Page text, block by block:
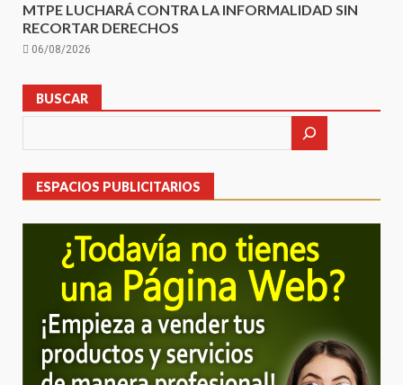
MTPE LUCHARÁ CONTRA LA INFORMALIDAD SIN
RECORTAR DERECHOS
06/08/2026
BUSCAR
ESPACIOS PUBLICITARIOS